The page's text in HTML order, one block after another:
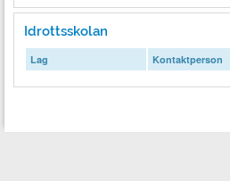
Idrottsskolan
Lag Kontaktperson